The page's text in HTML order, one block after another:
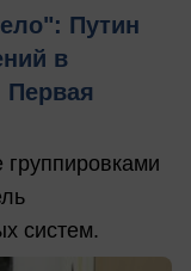
Путин
в
систем.